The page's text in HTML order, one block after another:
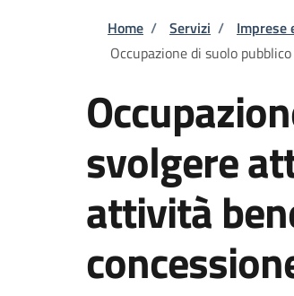
Briciole di
Home / Servizi / Imprese
Occupazione di suolo
svolgere
attività